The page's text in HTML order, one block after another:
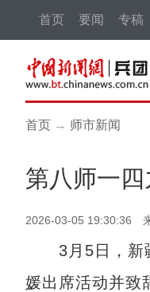
首页 要闻 专稿
首页 → 师市新闻
第八师一四
2026-03-05 19:30:36
3月5日，新疆
媛出席活动并致